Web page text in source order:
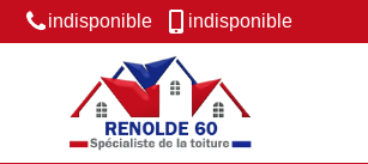
indisponible indisponible